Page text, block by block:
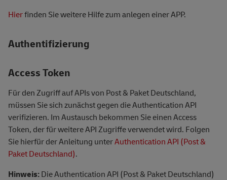
Hierfinden Sie weitere Hilfe zum anlegen einer APP.
Authentifizierung
Access Token
Für den Zugriff auf APIs von Post & Paket Deutschland,
müssen Sie sich zunächst gegen die Authentication API
verifizieren. Im Austausch bekommen Sie einen Access
Token, der für weitere API Zugriffe verwendet wird. Folgen
Sie hierfür der Anleitung unterAuthentication API (Post &
Paket Deutschland).
Hinweis:Die Authentication API (Post & Paket Deutschland)